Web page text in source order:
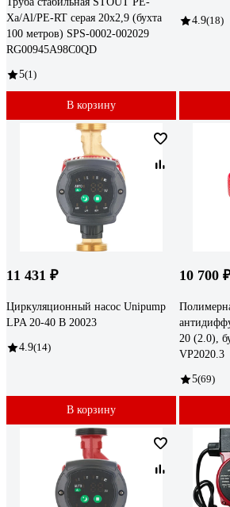
Xa/Al/PE-RT серая 20х2,9 (бухта
100 метров) SPS-0002-002029
RG00945A98C0QD
5(1)
В корзину
4.9(18)
11 431 ₽
Циркуляционный насос Unipump
LPA 20-40 В 20023
4.9(14)
В корзину
10 700 ₽
20 (2.0),
VP2020.3
5(69)